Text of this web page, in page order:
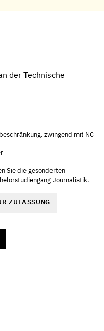
der Technische
zwingend mit NC
Sie die gesonderten
Journalistik.
ZULASSUNG